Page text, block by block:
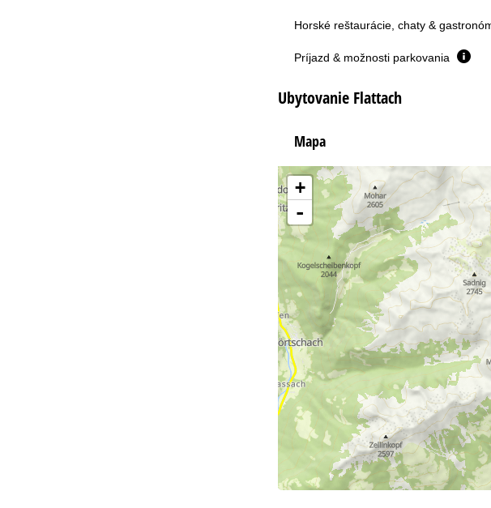
Horské reštaurácie, chaty &
Príjazd & možnosti parkovania
Ubytovanie Flattach
Mapa
+
-